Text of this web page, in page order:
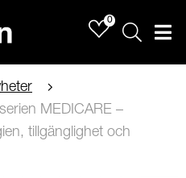
0
Sök
MEDICARE –
tillgänglighet och